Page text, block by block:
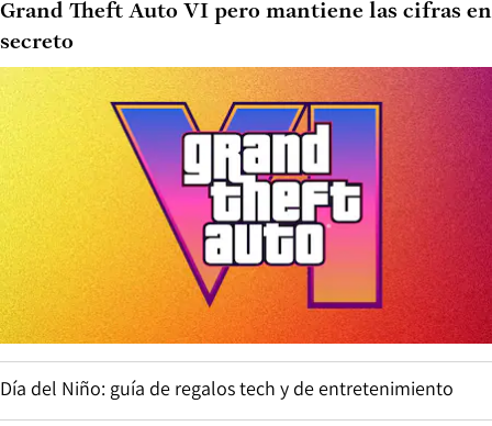
Grand Theft Auto VI pero mantiene las cifras en
secreto
Día del Niño: guía de regalos tech y de entretenimiento